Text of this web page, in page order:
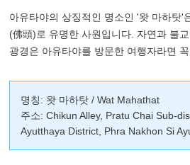
아유타야의 상징적인 명소인 '왓 마하탓'
(佛頭)로 유명한 사원입니다. 자연과 불
광경은 아유타야를 방문한 여행자라면
명칭: 왓 마하탓 / Wat Mahathat
주소: Chikun Alley, Pratu Chai Sub-
Ayutthaya District, Phra Nakhon Si